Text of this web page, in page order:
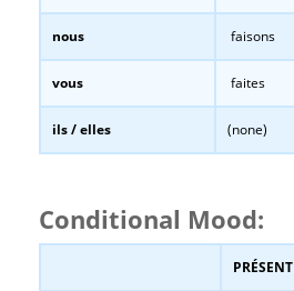
nous faisons
vous faites
ils / elles (none)
Conditional Mood:
PRÉSENT